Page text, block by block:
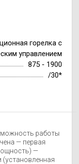
горелка с
управлением
875 - 1900
/30*
работы
— первая
—
(установленная